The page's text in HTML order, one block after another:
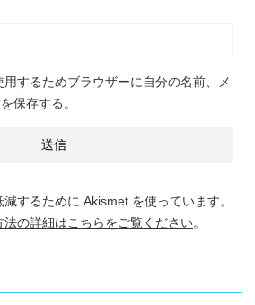
するためブラウザーに自分の名前、メ
保存する。
するために Akismet を使っています。
法の詳細はこちらをご覧ください。